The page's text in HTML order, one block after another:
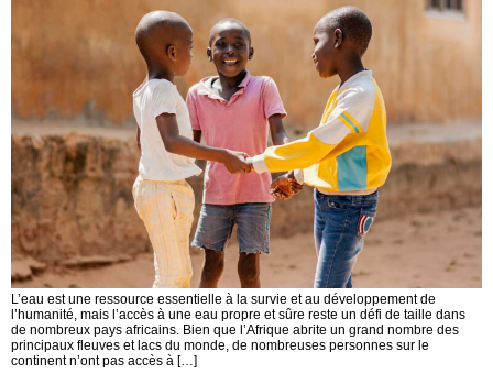
L’eau est une ressource essentielle à la survie et au développement de
l’humanité, mais l’accès à une eau propre et sûre reste un défi de taille dans
de nombreux pays africains. Bien que l’Afrique abrite un grand nombre des
principaux fleuves et lacs du monde, de nombreuses personnes sur le
continent n’ont pas accès à […]